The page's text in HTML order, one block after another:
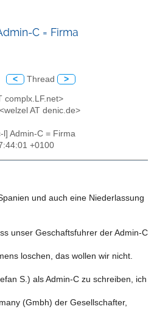
C = Firma
< Thread >
complx.LF.net>
AT denic.de>
l] Admin-C = Firma
+0100
und auch eine Niederlassung
unser Geschaftsfuhrer der Admin-C
loschen, das wollen wir nicht.
S.) als Admin-C zu schreiben, ich
(Gmbh) der Gesellschafter,